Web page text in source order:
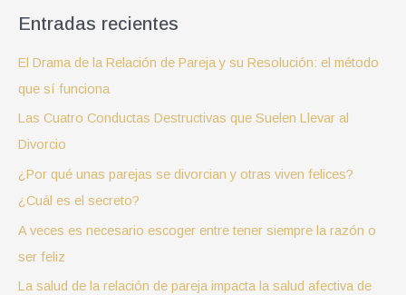
a
r
p
o
r
Entradas recientes
El Drama de la Relación de Pareja y su Resolución: el método
que sí funciona
Las Cuatro Conductas Destructivas que Suelen Llevar al
Divorcio
¿Por qué unas parejas se divorcian y otras viven felices?
¿Cuál es el secreto?
A veces es necesario escoger entre tener siempre la razón o
ser feliz
La salud de la relación de pareja impacta la salud afectiva de